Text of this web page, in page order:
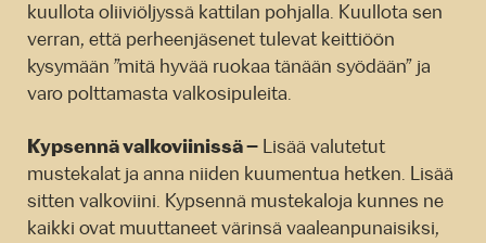
kuullota oliiviöljyssä kattilan pohjalla. Kuullota sen
verran, että perheenjäsenet tulevat keittiöön
kysymään ”mitä hyvää ruokaa tänään syödään” ja
varo polttamasta valkosipuleita.
Kypsennä valkoviinissä – Lisää valutetut
mustekalat ja anna niiden kuumentua hetken. Lisää
sitten valkoviini. Kypsennä mustekaloja kunnes ne
kaikki ovat muuttaneet värinsä vaaleanpunaisiksi,